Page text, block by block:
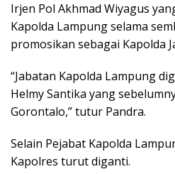
Irjen Pol Akhmad Wiyagus
Kapolda Lampung selama
promosikan sebagai Kapolda
“Jabatan Kapolda Lampung
Helmy Santika yang
Gorontalo,” tutur Pandra.
Selain Pejabat Kapolda
Kapolres turut diganti.